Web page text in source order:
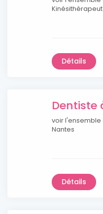
Détails
Dentiste
voir l'ensemble
Nantes
Détails